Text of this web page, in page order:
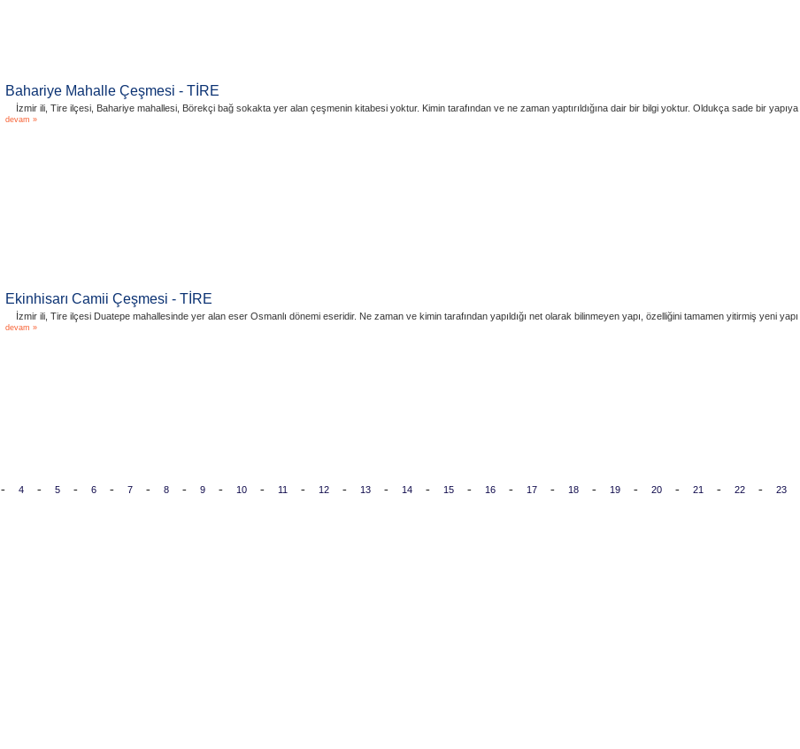
Bahariye Mahalle Çeşmesi - TİRE
İzmir ili, Tire ilçesi, Bahariye mahallesi, Börekçi bağ sokakta yer alan çeşmenin kitabesi yoktur. Kimin tarafından ve ne zaman yaptırıldığına dair bir bilgi yoktur. Oldukça sade bir
devam »
Ekinhisarı Camii Çeşmesi - TİRE
İzmir ili, Tire ilçesi Duatepe mahallesinde yer alan eser Osmanlı dönemi eseridir. Ne zaman ve kimin tarafından yapıldığı net olarak bilinmeyen yapı, özelliğini tamamen yitirmiş yeni
devam »
- 4 - 5 - 6 - 7 - 8 - 9 - 10 - 11 - 12 - 13 - 14 - 15 - 16 - 17 - 18 - 19 - 20 - 21 - 22 - 23